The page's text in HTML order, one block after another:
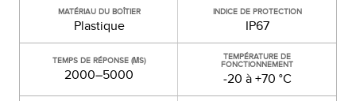
MATÉRIAU DU BOÎTIER
Plastique
INDICE DE PROTECTION
IP67
TEMPS DE RÉPONSE (ΜS)
2000–5000
TEMPÉRATURE DE
FONCTIONNEMENT
-20 à +70 °C